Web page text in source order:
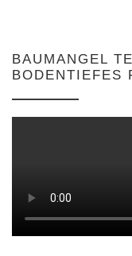
BAUMANGEL
BODENTIEFES